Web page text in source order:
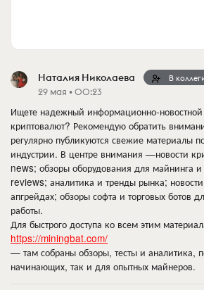
Наталия Николаева В
29 мая • 00:23
Ищете надежный информационно-
криптовалют? Рекомендую обратить
регулярно публикуются свежие материалы
индустрии. В центре внимания —новости
news; обзоры оборудования для майнинга
reviews; аналитика и тренды рынка;
апгрейдах; обзоры софта и торговых ботов
работы.
Для быстрого доступа ко всем этим
https://miningbat.com/
— там собраны обзоры, тесты и аналитика,
начинающих, так и для опытных майнеров.